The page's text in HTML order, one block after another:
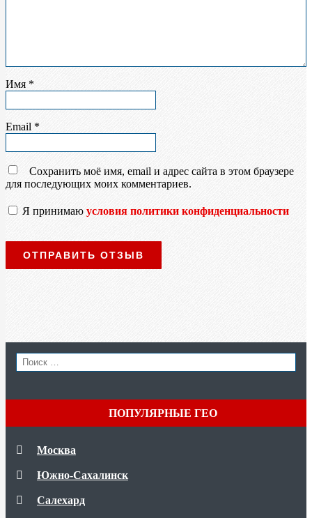
Имя *
Email *
Сохранить моё имя, email и адрес сайта в этом браузере
для последующих моих комментариев.
Я принимаю условия политики конфиденциальности
Search
for:
ПОПУЛЯРНЫЕ ГЕО
Москва
Южно-Сахалинск
Салехард